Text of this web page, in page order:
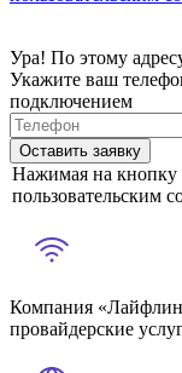
Ура! По этому
Укажите ваш
подключением
Оставить заявку
Нажимая на кнопку
пользовательским
Компания
провайдерские